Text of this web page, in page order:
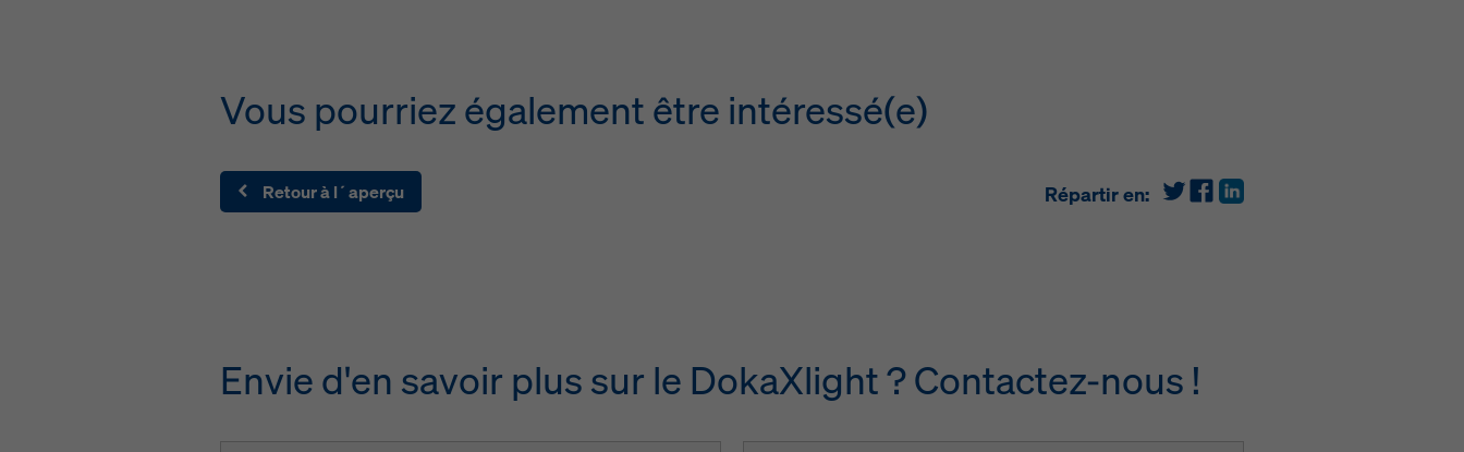
Vous pourriez également être intéressé(e)
Répartir en:
Retour à l´aperçu
Envie d'en savoir plus sur le DokaXlight ? Contactez-nous !